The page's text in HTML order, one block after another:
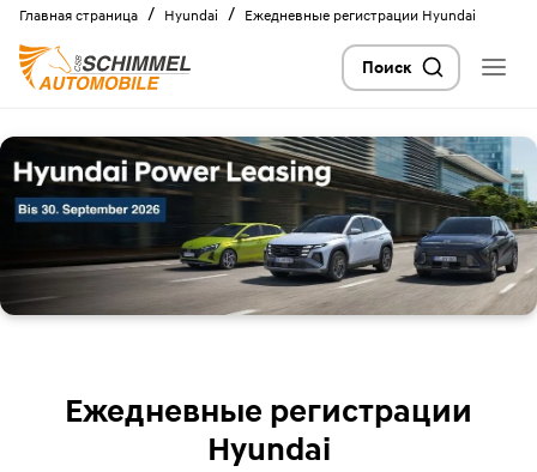
Главная страница / Hyundai / Ежедневные регистрации Hyundai
Поиск
Ежедневные регистрации
Hyundai